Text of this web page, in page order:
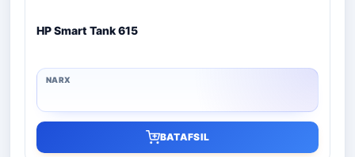
HP Smart Tank 615
BATAFSIL